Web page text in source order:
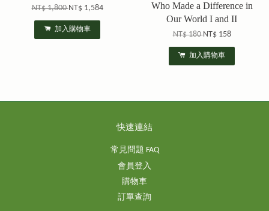
NT$ 1,800NT$ 1,584
加入購物車
Who Made a Difference in
Our World I and II
NT$ 180NT$ 158
加入購物車
快速連結
常見問題 FAQ
會員登入
購物車
訂單查詢